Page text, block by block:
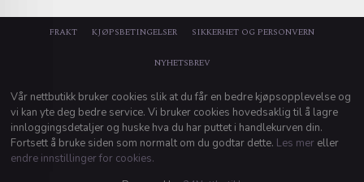
FRAKT KJØPSBETINGELSER SIKKERHET OG PERSONVERN
NYHETSBREV
Vår nettbutikk bruker cookies slik at du får en bedre kjøpsopplevelse og
vi kan yte deg bedre service. Vi bruker cookies hovedsaklig til å lagre
innloggingsdetaljer og huske hva du har puttet i handlekurven din.
Fortsett å bruke siden som normalt om du godtar dette. Les mer eller
endre innstillinger for cookies.